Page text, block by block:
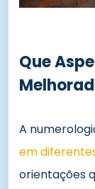
Que
A
em
orientações